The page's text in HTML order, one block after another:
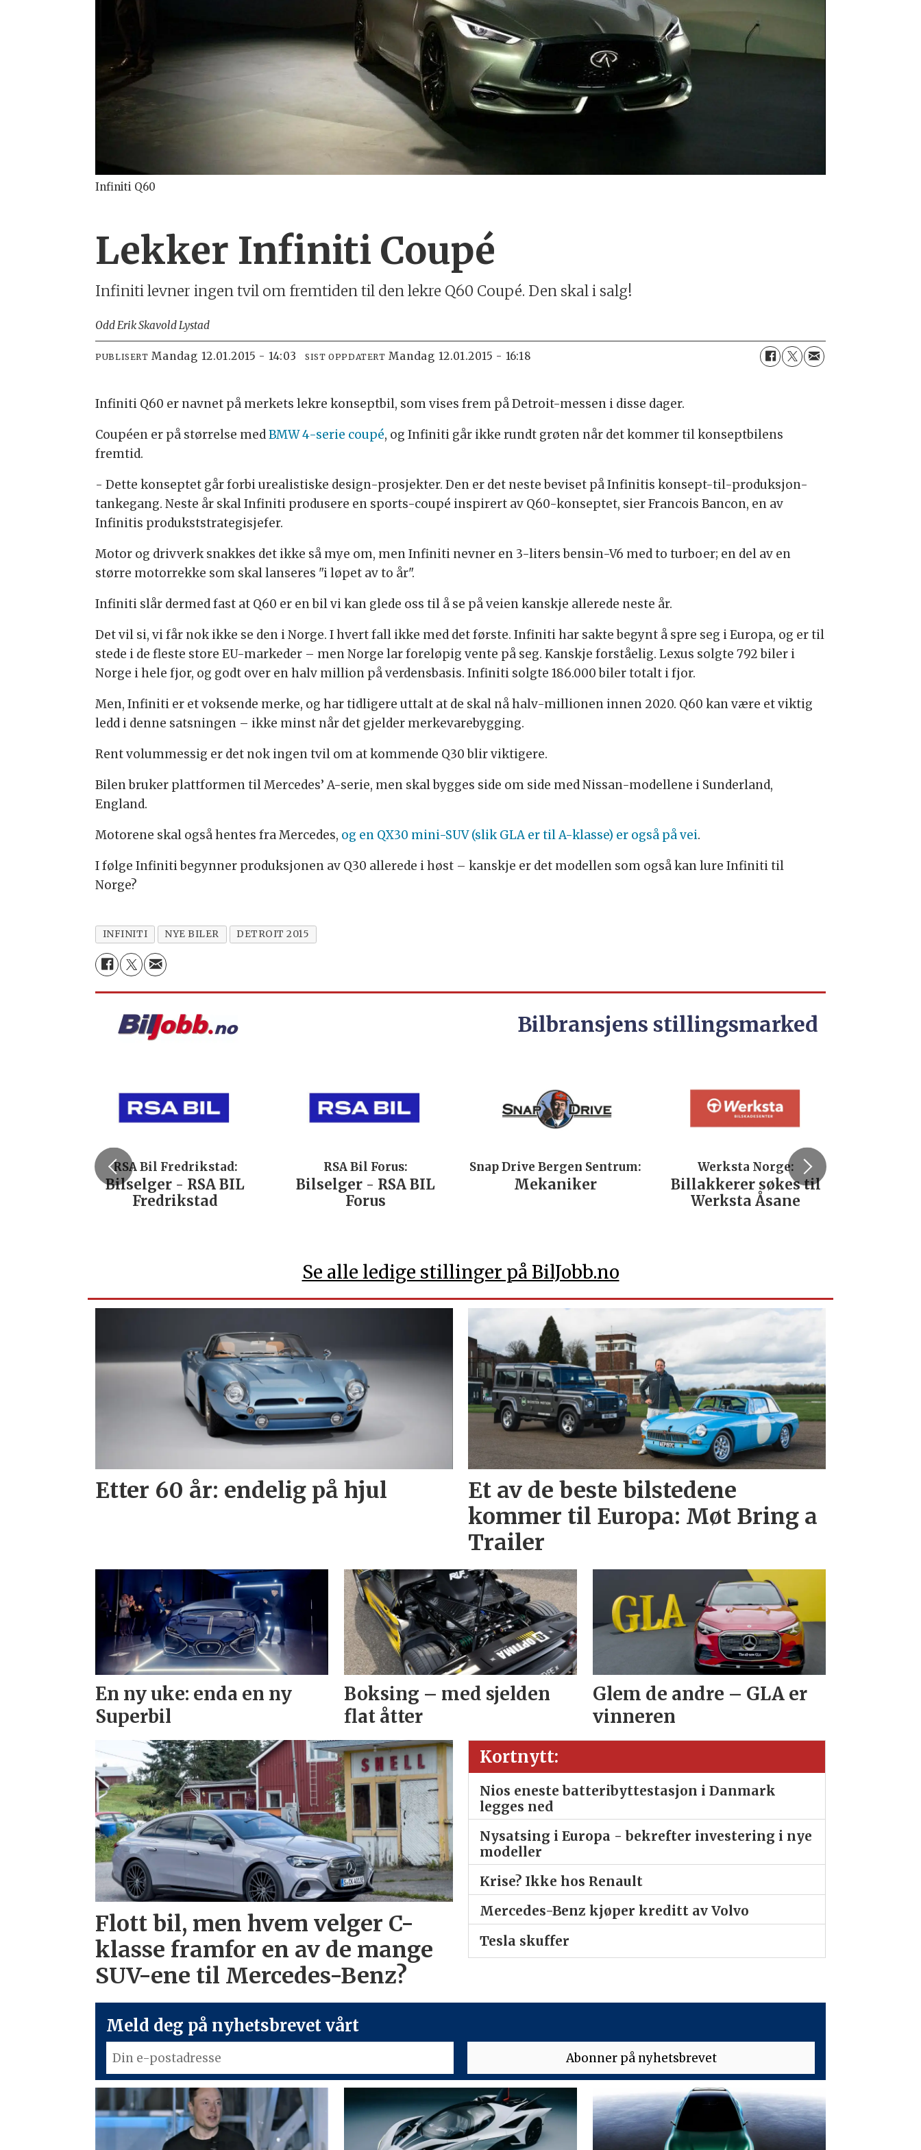
Infiniti Q60
Lekker Infiniti Coupé
Infiniti levner ingen tvil om fremtiden til den lekre Q60 Coupé. Den skal i salg!
Odd Erik Skavold Lystad
PUBLISERT mandag 12.01.2015 - 14:03 SIST OPPDATERT mandag 12.01.2015 - 16:18
Infiniti Q60 er navnet på merkets lekre konseptbil, som vises frem på Detroit-messen i disse dager.
Coupéen er på størrelse medBMW 4-serie coupé, og Infiniti går ikke rundt grøten når det kommer til konseptbilens
fremtid.
- Dette konseptet går forbi urealistiske design-prosjekter. Den er det neste beviset på Infinitis konsept-til-produksjon-
tankegang. Neste år skal Infiniti produsere en sports-coupé inspirert av Q60-konseptet, sier Francois Bancon, en av
Infinitis produkststrategisjefer.
Motor og drivverk snakkes det ikke så mye om, men Infiniti nevner en 3-liters bensin-V6 med to turboer; en del av en
større motorrekke som skal lanseres "i løpet av to år".
Infiniti slår dermed fast at Q60 er en bil vi kan glede oss til å se på veien kanskje allerede neste år.
Det vil si, vi får nok ikke se den i Norge. I hvert fall ikke med det første. Infiniti har sakte begynt å spre seg i Europa, og er til
stede i de fleste store EU-markeder – men Norge lar foreløpig vente på seg. Kanskje forståelig. Lexus solgte 792 biler i
Norge i hele fjor, og godt over en halv million på verdensbasis. Infiniti solgte 186.000 biler totalt i fjor.
Men, Infiniti er et voksende merke, og har tidligere uttalt at de skal nå halv-millionen innen 2020. Q60 kan være et viktig
ledd i denne satsningen – ikke minst når det gjelder merkevarebygging.
Rent volummessig er det nok ingen tvil om at kommende Q30 blir viktigere.
Bilen bruker plattformen til Mercedes’ A-serie, men skal bygges side om side med Nissan-modellene i Sunderland,
England.
Motorene skal også hentes fra Mercedes, og en QX30 mini-SUV (slik GLA er til A-klasse) er også på vei.
I følge Infiniti begynner produksjonen av Q30 allerede i høst – kanskje er det modellen som også kan lure Infiniti til
Norge?
INFINITI NYE BILER DETROIT 2015
Bilbransjens stillingsmarked
RSA Bil Fredrikstad:
Bilselger - RSA BIL
Fredrikstad
RSA Bil Forus:
Bilselger - RSA BIL
Forus
Snap Drive Bergen Sentrum:
Mekaniker
Werksta Norge:
Billakkerer søkes til
Werksta Åsane
Se alle ledige stillinger på BilJobb.no
Etter 60 år: endelig på hjul
Et av de beste bilstedene
kommer til Europa: Møt Bring a
Trailer
En ny uke: enda en ny
Superbil
Boksing – med sjelden
flat åtter
Glem de andre – GLA er
vinneren
Flott bil, men hvem velger C-
klasse framfor en av de mange
SUV-ene til Mercedes-Benz?
Kortnytt:
Nios eneste batteribyttestasjon i Danmark
legges ned
Nysatsing i Europa - bekrefter investering i nye
modeller
Krise? Ikke hos Renault
Mercedes-Benz kjøper kreditt av Volvo
Tesla skuffer
Meld deg på nyhetsbrevet vårt